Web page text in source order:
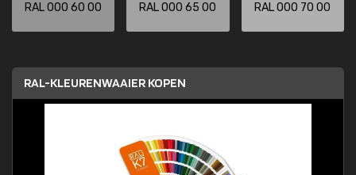
RAL 000 60 00 RAL 000 65 00 RAL 000 70 00
RAL-KLEURENWAAIER KOPEN